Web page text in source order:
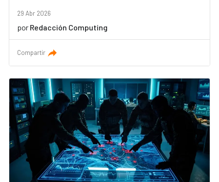
29 Abr 2026
por Redacción Computing
Compartir